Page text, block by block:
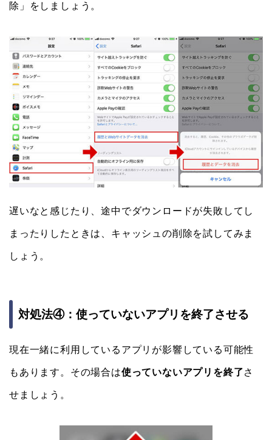
除」をしましょう。
遅いなと感じたり、途中でダウンロードが失敗してし
まったりしたときは、キャッシュの削除を試してみま
しょう。
対処法④：使っていないアプリを終了させる
現在一緒に利用しているアプリが影響している可能性
もあります。その場合は使っていないアプリを終了さ
せましょう。